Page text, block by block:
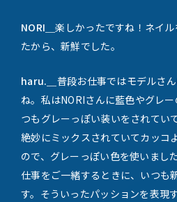
NORI＿楽しかったですね！ネイ
たから、新鮮でした。
haru.＿ 普段お仕事ではモデルさ
ね。私はNORIさんに藍色やグレ
つもグレーっぽい装いをされてい
絶妙にミックスされていてカッコ
ので、グレーっぽい色を使いまし
仕事をご一緒するときに、いつも
す。そういったパッションを表現